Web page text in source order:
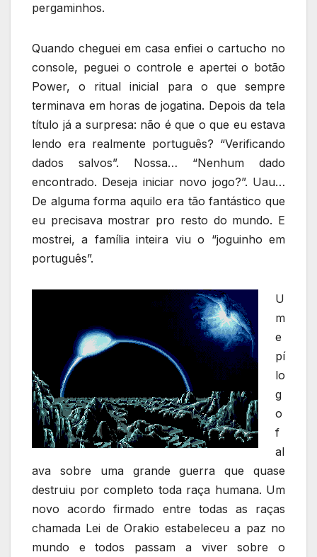
pergaminhos.
Quando cheguei em casa enfiei o cartucho no
console, peguei o controle e apertei o botão
Power, o ritual inicial para o que sempre
terminava em horas de jogatina. Depois da tela
título já a surpresa: não é que o que eu estava
lendo era realmente português? “Verificando
dados salvos”. Nossa… “Nenhum dado
encontrado. Deseja iniciar novo jogo?”. Uau…
De alguma forma aquilo era tão fantástico que
eu precisava mostrar pro resto do mundo. E
mostrei, a família inteira viu o “joguinho em
português”.
U
m
e
pí
lo
g
o
f
al
ava sobre uma grande guerra que quase
destruiu por completo toda raça humana. Um
novo acordo firmado entre todas as raças
chamada Lei de Orakio estabeleceu a paz no
mundo e todos passam a viver sobre o